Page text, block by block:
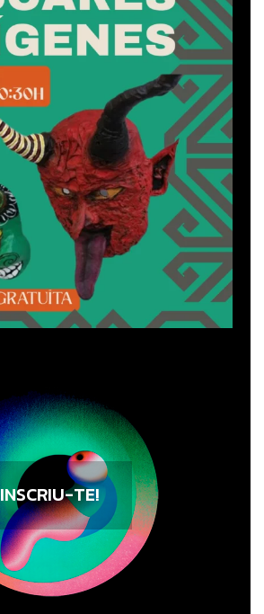
INSCRIU-TE!